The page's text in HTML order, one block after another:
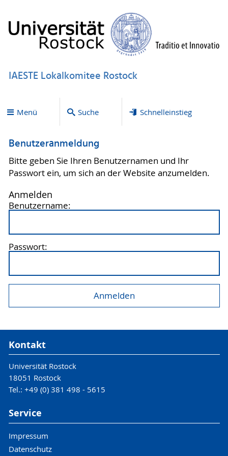
IAESTE Lokalkomitee Rostock
Menü Suche Schnelleinstieg
Benutzeranmeldung
Bitte geben Sie Ihren Benutzernamen und Ihr
Passwort ein, um sich an der Website anzumelden.
Anmelden
Benutzername:
Passwort:
Kontakt
Universität Rostock
18051 Rostock
Tel.: +49 (0) 381 498 - 5615
Service
Impressum
Datenschutz